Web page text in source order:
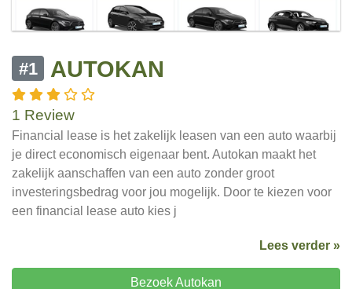
#1 AUTOKAN
1 Review
Financial lease is het zakelijk leasen van een auto waarbij
je direct economisch eigenaar bent. Autokan maakt het
zakelijk aanschaffen van een auto zonder groot
investeringsbedrag voor jou mogelijk. Door te kiezen voor
een financial lease auto kies j
Lees verder »
Bezoek Autokan